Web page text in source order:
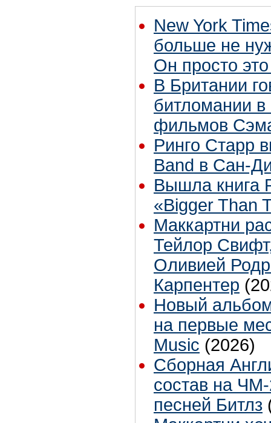
New York
больше не
Он просто
В Британии
битломании
фильмов
Ринго Старр
Band в Сан-
Вышла книга
«Bigger Than
Маккартни
Тейлор
Оливией
Карпентер
Новый
на первые
Music (2026)
Сборная
состав на
песней Битлз